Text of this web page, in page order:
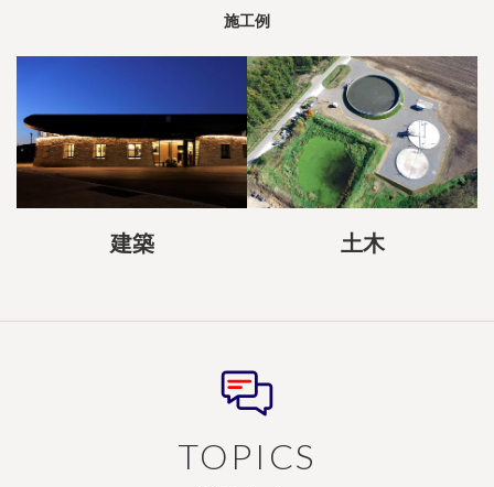
施工例
建築 土木
TOPICS